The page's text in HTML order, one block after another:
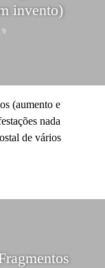
invento)
(aumento e
nada
de vários